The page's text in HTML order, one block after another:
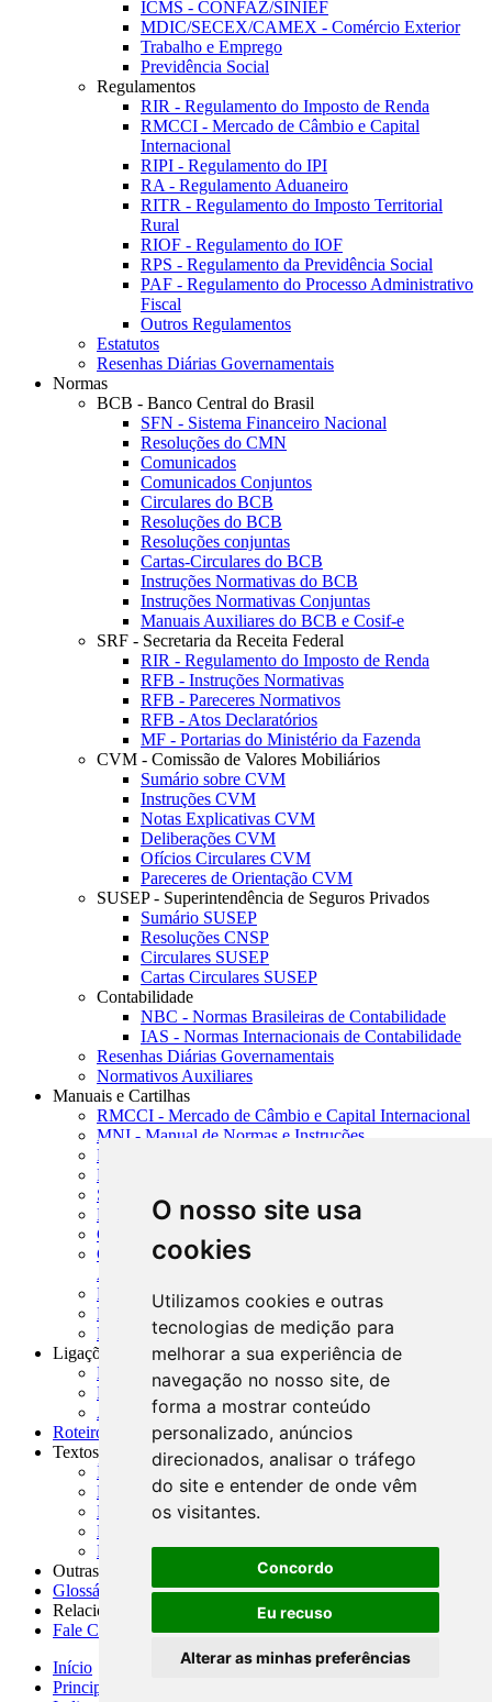
O nosso site usa
cookies
Utilizamos cookies e outras
tecnologias de medição para
melhorar a sua experiência de
navegação no nosso site, de
forma a mostrar conteúdo
personalizado, anúncios
direcionados, analisar o tráfego
do site e entender de onde vêm
os visitantes.
Concordo
Eu recuso
Alterar as minhas preferências
ICMS - CONFAZ/SINIEF
MDIC/SECEX/CAMEX - Comércio Exterior
Trabalho e Emprego
Previdência Social
Regulamentos
RIR - Regulamento do Imposto de Renda
RMCCI - Mercado de Câmbio e Capital
Internacional
RIPI - Regulamento do IPI
RA - Regulamento Aduaneiro
RITR - Regulamento do Imposto Territorial
Rural
RIOF - Regulamento do IOF
RPS - Regulamento da Previdência Social
PAF - Regulamento do Processo Administrativo
Fiscal
Outros Regulamentos
Estatutos
Resenhas Diárias Governamentais
Normas
BCB - Banco Central do Brasil
SFN - Sistema Financeiro Nacional
Resoluções do CMN
Comunicados
Comunicados Conjuntos
Circulares do BCB
Resoluções do BCB
Resoluções conjuntas
Cartas-Circulares do BCB
Instruções Normativas do BCB
Instruções Normativas Conjuntas
Manuais Auxiliares do BCB e Cosif-e
SRF - Secretaria da Receita Federal
RIR - Regulamento do Imposto de Renda
RFB - Instruções Normativas
RFB - Pareceres Normativos
RFB - Atos Declaratórios
MF - Portarias do Ministério da Fazenda
CVM - Comissão de Valores Mobiliários
Sumário sobre CVM
Instruções CVM
Notas Explicativas CVM
Deliberações CVM
Ofícios Circulares CVM
Pareceres de Orientação CVM
SUSEP - Superintendência de Seguros Privados
Sumário SUSEP
Resoluções CNSP
Circulares SUSEP
Cartas Circulares SUSEP
Contabilidade
NBC - Normas Brasileiras de Contabilidade
IAS - Normas Internacionais de Contabilidade
Resenhas Diárias Governamentais
Normativos Auxiliares
Manuais e Cartilhas
RMCCI - Mercado de Câmbio e Capital Internacional
MNI - Manual de Normas e Instruções
MTVM - Manual de Títulos e Valores Mobiliários
MCR - Manual de Crédito Rural
SISORF - Manual de Organização do SFN
MASUP - Manual de Supervisão Bancária
CADOC - Catálogo de Documentos
CNAE-CONCLA - Classificação Nacional de
Atividades Econômicas
PMF - Cartilhas do BCB
Manuais Auxiliares do BCB e Cosif-e
Resenhas Diárias Governamentais
Ligações Externas
Links Úteis
Presidência da República
Agências Nacionais Reguladoras
Roteiros para Estudos
Textos
Índice de Textos
Editorial
Monografias
Na Imprensa
Fórum de Discussão
Outras ferramentas
Glossário
Relacionamento
Fale Conosco
Início
Principais notícias